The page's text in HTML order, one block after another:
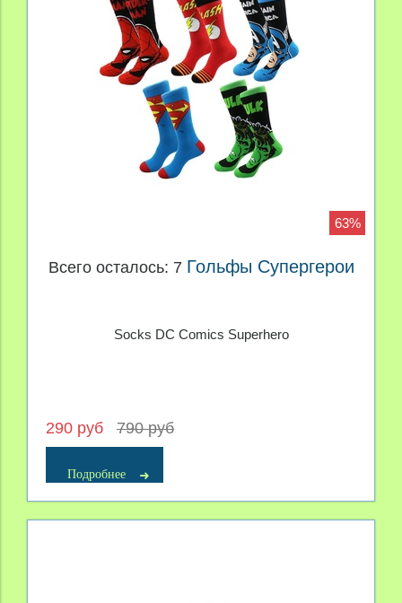
63%
Всего осталось: 7 Гольфы Супергерои
Socks DC Comics Superhero
290 руб 790 руб
Подробнее